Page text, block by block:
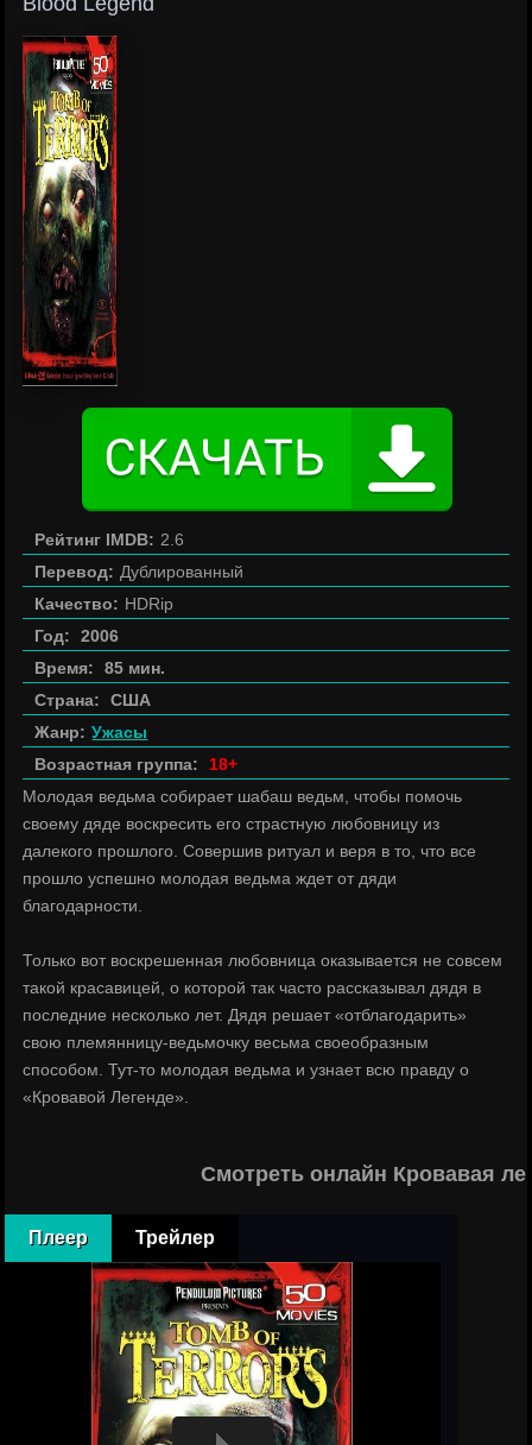
Рейтинг IMDB: 2.6
Перевод: Дублированный
Качество: HDRip
Год:
2006
Время:
85 мин.
Страна:
США
Жанр: Ужасы
Возрастная группа:
18+
Молодая ведьма собирает шабаш ведьм, чтобы помочь
своему дяде воскресить его страстную любовницу из
далекого прошлого. Совершив ритуал и веря в то, что все
прошло успешно молодая ведьма ждет от дяди
благодарности.
Только вот воскрешенная любовница оказывается не совсем
такой красавицей, о которой так часто рассказывал дядя в
последние несколько лет. Дядя решает «отблагодарить»
свою племянницу-ведьмочку весьма своеобразным
способом. Тут-то молодая ведьма и узнает всю правду о
«Кровавой Легенде».
Смотреть онлайн Кровавая
Плеер Трейлер